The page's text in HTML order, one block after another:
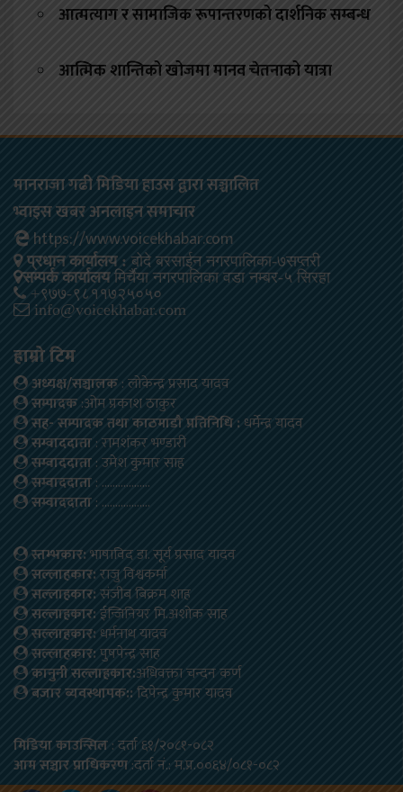
आत्मत्याग र सामाजिक रूपान्तरणको दार्शनिक सम्बन्ध
आत्मिक शान्तिको खोजमा मानव चेतनाको यात्रा
मानराजा गढी मिडिया हाउस द्वारा सञ्चालित
भ्वाइस खबर अनलाइन समाचार
https://www.voicekhabar.com
प्रधान कार्यालय : बोदे बरसाईन नगरपालिका-७सप्तरी
सम्पर्क कार्यालयमिर्चैया नगरपालिका वडा नम्बर-५ सिरहा
+९७७-९८११७२५०५०
info@voicekhabar.com
हाम्रो टिम
अध्यक्ष/सञ्चालक: लोकेन्द्र प्रसाद यादव
सम्पादक:ओम प्रकाश ठाकुर
सह- सम्पादक तथा काठमाडौ प्रतिनिधि : धर्मेन्द्र यादव
सम्वाददाता: रामशंकर भण्डारी
सम्वाददाता: उमेश कुमार साह
सम्वाददाता: ………………
सम्वाददाता: ………………
स्तम्भकार:भाषाविद डा. सूर्य प्रसाद यादव
सल्लाहकार:राजु विश्वकर्मा
सल्लाहकार:संजीब बिक्रम शाह
सल्लाहकार:ईन्जिनियर मि.अशोक साह
सल्लाहकार: धर्मनाथ यादव
सल्लाहकार:पुषपेन्द्र साह
कानुनी सल्लाहकार:अधिवक्ता चन्दन कर्ण
बजार ब्यवस्थापक::दिपेन्द्र कुमार यादव
मिडिया काउन्सिल: दर्ता ६१/२०८१-०८२
आम सञ्चार प्राधिकरण:दर्ता नं.: म.प्र.००६४/०८१-०८२